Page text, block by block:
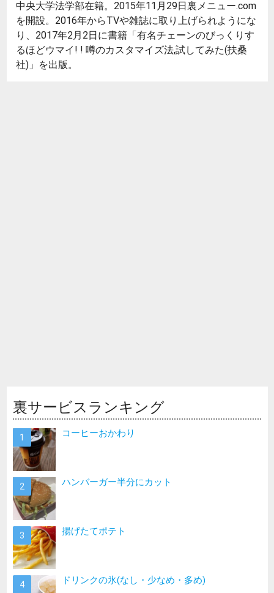
中央大学法学部在籍。2015年11月29日裏メニュー.com
を開設。2016年からTVや雑誌に取り上げられようにな
り、2017年2月2日に書籍「有名チェーンのびっくりす
るほどウマイ! ! 噂のカスタマイズ法,試してみた(扶桑
社)」を出版。
裏サービスランキング
コーヒーおかわり
ハンバーガー半分にカット
揚げたてポテト
ドリンクの氷(なし・少なめ・多め)